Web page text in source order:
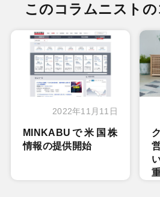
このコラムニストの
2022年11月11日
MINKABUで米国株
情報の提供開始